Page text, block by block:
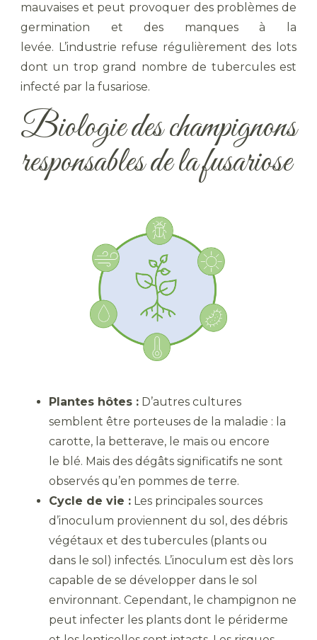
mauvaises et peut provoquer des problèmes de
germination et des manques à la
levée. L’industrie refuse régulièrement des lots
dont un trop grand nombre de tubercules est
infecté par la fusariose.
Biologie des champignons
responsables de la fusariose
Plantes hôtes : D’autres cultures
semblent être porteuses de la maladie : la
carotte, la betterave, le maïs ou encore
le blé. Mais des dégâts significatifs ne sont
observés qu’en pommes de terre.
Cycle de vie : Les principales sources
d’inoculum proviennent du sol, des débris
végétaux et des tubercules (plants ou
dans le sol) infectés. L’inoculum est dès lors
capable de se développer dans le sol
environnant. Cependant, le champignon ne
peut infecter les plants dont le périderme